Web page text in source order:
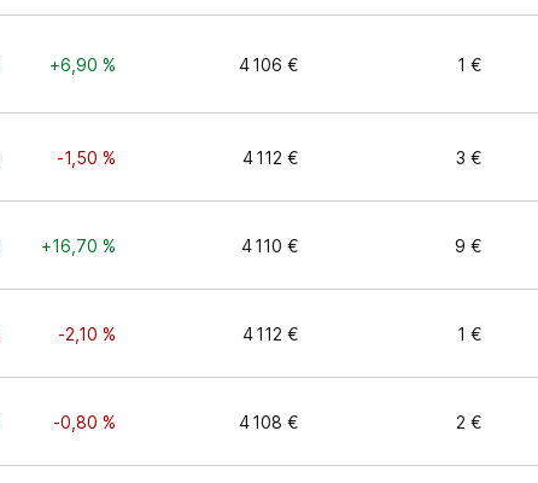
+6,90 % 4 106 € 1 €
-1,50 % 4 112 € 3 €
+16,70 % 4 110 € 9 €
-2,10 % 4 112 € 1 €
-0,80 % 4 108 € 2 €